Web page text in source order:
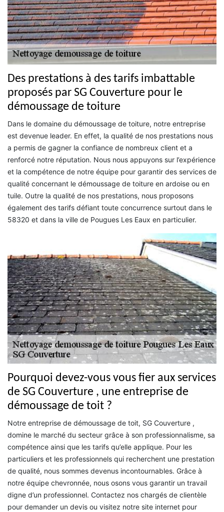
Des prestations à des tarifs imbattable
proposés par SG Couverture pour le
démoussage de toiture
Dans le domaine du démoussage de toiture, notre entreprise
est devenue leader. En effet, la qualité de nos prestations nous
a permis de gagner la confiance de nombreux client et a
renforcé notre réputation. Nous nous appuyons sur l’expérience
et la compétence de notre équipe pour garantir des services de
qualité concernant le démoussage de toiture en ardoise ou en
tuile. Outre la qualité de nos prestations, nous proposons
également des tarifs défiant toute concurrence surtout dans le
58320 et dans la ville de Pougues Les Eaux en particulier.
Pourquoi devez-vous vous fier aux services
de SG Couverture , une entreprise de
démoussage de toit ?
Notre entreprise de démoussage de toit, SG Couverture ,
domine le marché du secteur grâce à son professionnalisme, sa
compétence ainsi que les tarifs qu’elle applique. Pour les
particuliers et les professionnels qui recherchent une prestation
de qualité, nous sommes devenus incontournables. Grâce à
notre équipe chevronnée, nous osons vous garantir un travail
digne d’un professionnel. Contactez nos chargés de clientèle
pour demander un devis ou visitez notre site internet pour